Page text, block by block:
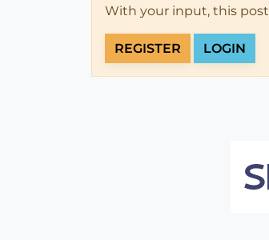
With your input, this
REGISTER LOGIN